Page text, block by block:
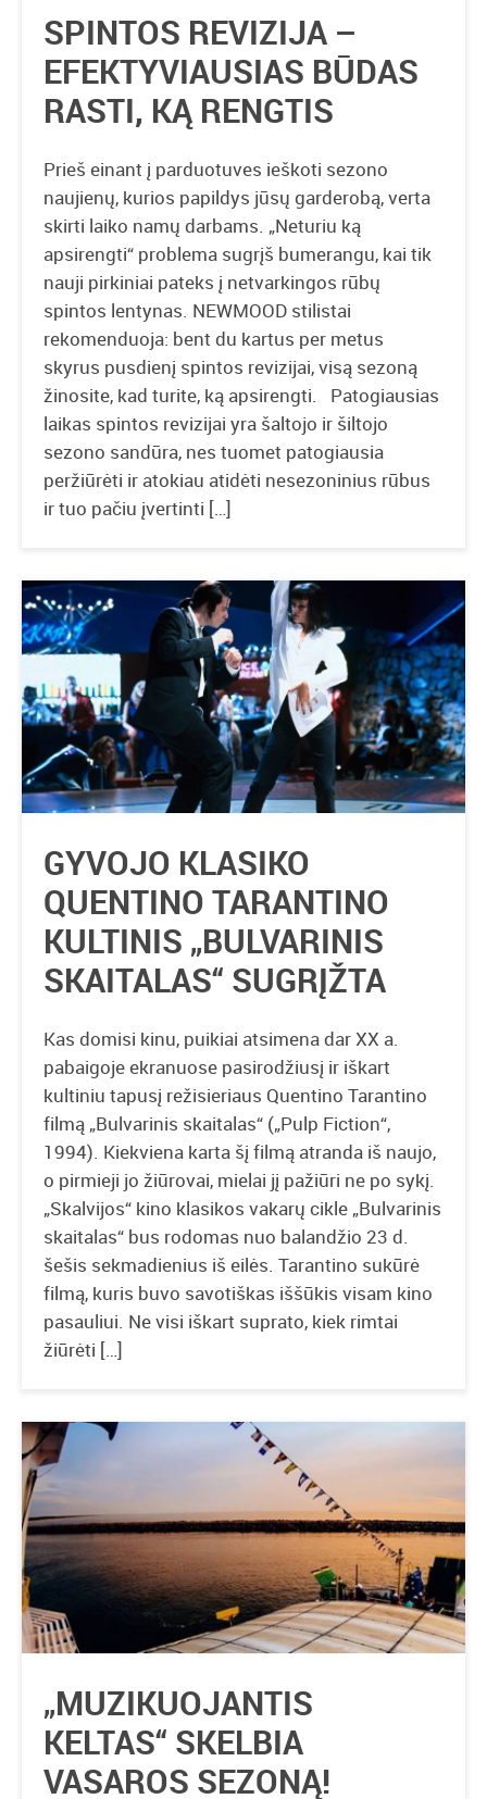
SPINTOS REVIZIJA –
EFEKTYVIAUSIAS BŪDAS
RASTI, KĄ RENGTIS
Prieš einant į parduotuves ieškoti sezono
naujienų, kurios papildys jūsų garderobą, verta
skirti laiko namų darbams. „Neturiu ką
apsirengti“ problema sugrįš bumerangu, kai tik
nauji pirkiniai pateks į netvarkingos rūbų
spintos lentynas. NEWMOOD stilistai
rekomenduoja: bent du kartus per metus
skyrus pusdienį spintos revizijai, visą sezoną
žinosite, kad turite, ką apsirengti. Patogiausias
laikas spintos revizijai yra šaltojo ir šiltojo
sezono sandūra, nes tuomet patogiausia
peržiūrėti ir atokiau atidėti nesezoninius rūbus
ir tuo pačiu įvertinti […]
GYVOJO KLASIKO
QUENTINO TARANTINO
KULTINIS „BULVARINIS
SKAITALAS“ SUGRĮŽTA
Kas domisi kinu, puikiai atsimena dar XX a.
pabaigoje ekranuose pasirodžiusį ir iškart
kultiniu tapusį režisieriaus Quentino Tarantino
filmą „Bulvarinis skaitalas“ („Pulp Fiction“,
1994). Kiekviena karta šį filmą atranda iš naujo,
o pirmieji jo žiūrovai, mielai jį pažiūri ne po sykį.
„Skalvijos“ kino klasikos vakarų cikle „Bulvarinis
skaitalas“ bus rodomas nuo balandžio 23 d.
šešis sekmadienius iš eilės. Tarantino sukūrė
filmą, kuris buvo savotiškas iššūkis visam kino
pasauliui. Ne visi iškart suprato, kiek rimtai
žiūrėti […]
„MUZIKUOJANTIS
KELTAS“ SKELBIA
VASAROS SEZONĄ!